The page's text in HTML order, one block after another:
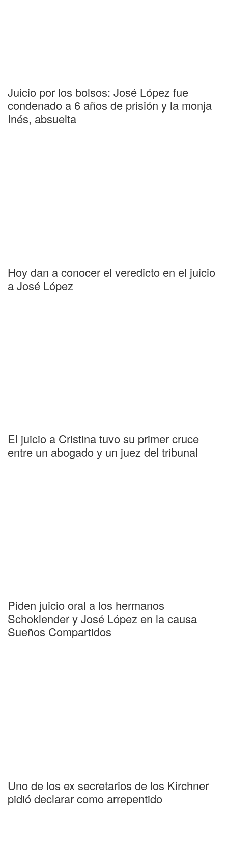
Juicio por los bolsos: José López fue
condenado a 6 años de prisión y la monja
Inés, absuelta
Hoy dan a conocer el veredicto en el juicio
a José López
El juicio a Cristina tuvo su primer cruce
entre un abogado y un juez del tribunal
Piden juicio oral a los hermanos
Schoklender y José López en la causa
Sueños Compartidos
Uno de los ex secretarios de los Kirchner
pidió declarar como arrepentido